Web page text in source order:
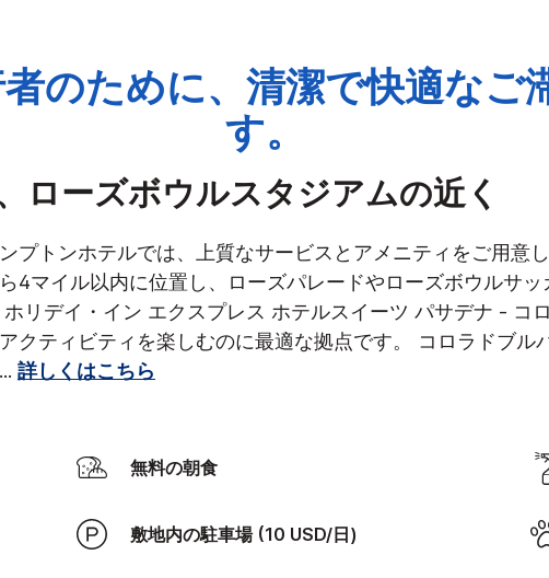
のために、清潔で快適なご
す。
ローズボウルスタジアムの近く
プトンホテルでは、上質なサービスとアメニティをご用意
4マイル以内に位置し、ローズパレードやローズボウルサ
リデイ・イン エクスプレス ホテルスイーツ パサデナ - コ
クティビティを楽しむのに最適な拠点です。 コロラドブル
... 詳しくはこちら
無料の朝食
敷地内の駐車場 (10 USD/日)